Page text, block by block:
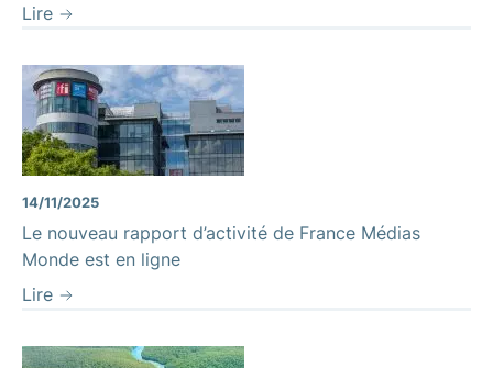
Lire
14/11/2025
Le nouveau rapport d’activité de France Médias
Monde est en ligne
Lire